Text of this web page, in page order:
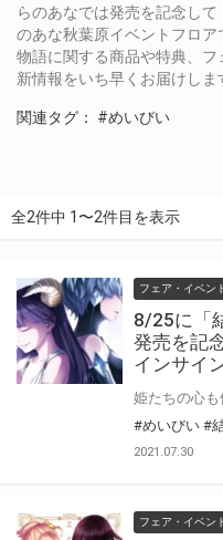
らのあなでは発売を記念し
のあな秋葉原イベントフロ
物語に関する商品や特典、
新情報をいち早くお届けしま
関連タグ： #めいびい
全2件中 1〜2件目を表示
フェア・イベン
8/25に「
発売を記
インサイ
#めいびい #
2021.07.30
フェア・イベン